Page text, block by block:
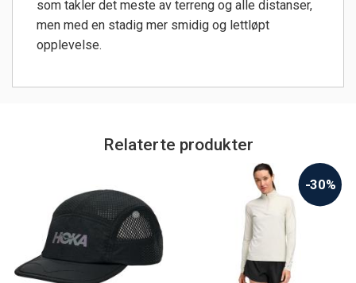
som takler det meste av terreng og alle distanser,
men med en stadig mer smidig og lettløpt
opplevelse.
Relaterte produkter
-30%